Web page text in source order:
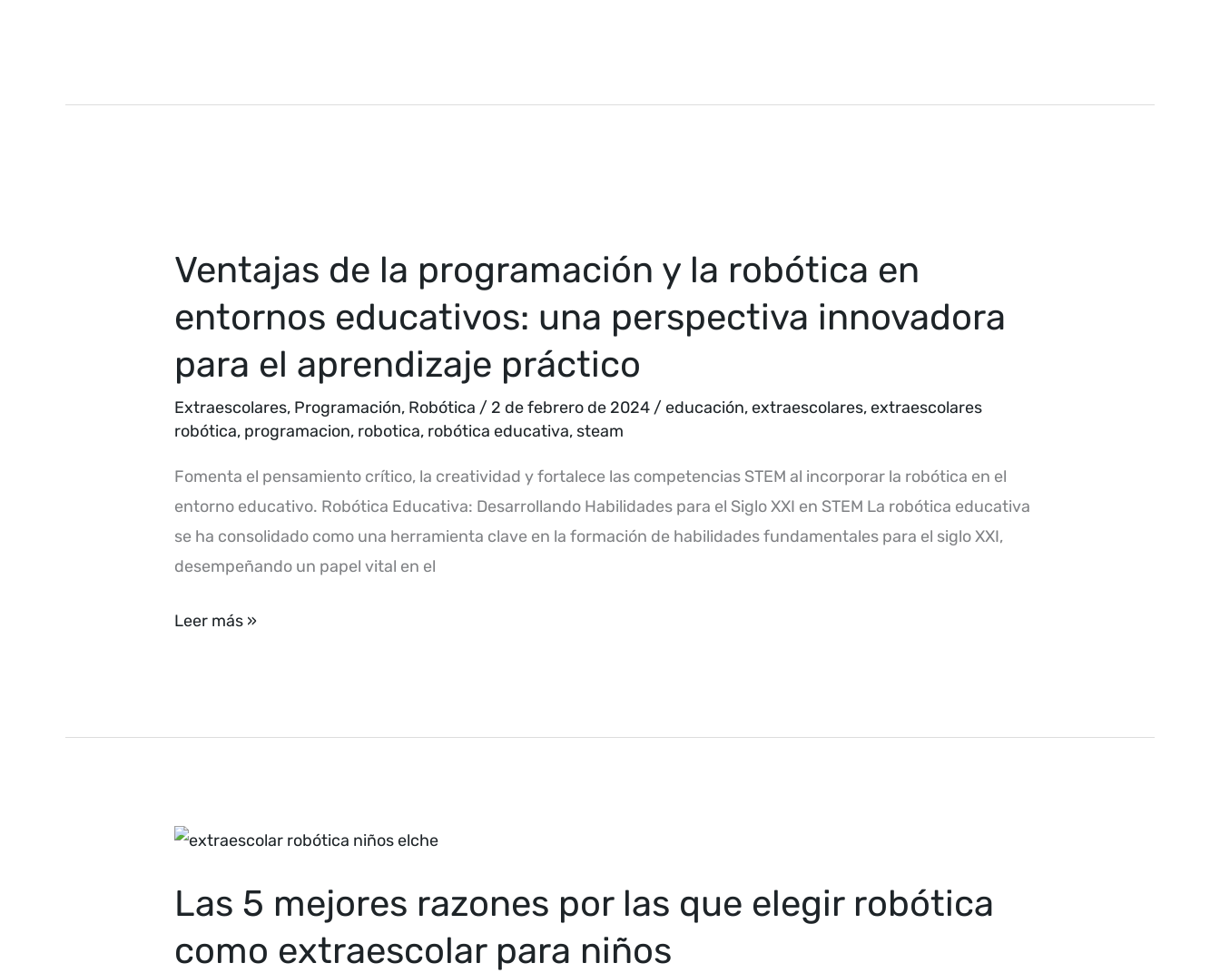
Ventajas de la programación y la robótica en
entornos educativos: una perspectiva innovadora
para el aprendizaje práctico
Extraescolares, Programación, Robótica / 2 de febrero de 2024 / educación, extraescolares, extraescolares
robótica, programacion, robotica, robótica educativa, steam
Fomenta el pensamiento crítico, la creatividad y fortalece las competencias STEM al incorporar la robótica en el
entorno educativo. Robótica Educativa: Desarrollando Habilidades para el Siglo XXI en STEM La robótica educativa
se ha consolidado como una herramienta clave en la formación de habilidades fundamentales para el siglo XXI,
desempeñando un papel vital en el
la
programación
y
la
robótica
en
educativos:
una
perspectiva
innovadora
el
Leer más »
Las 5 mejores razones por las que elegir robótica
como extraescolar para niños
Las
mejores
por